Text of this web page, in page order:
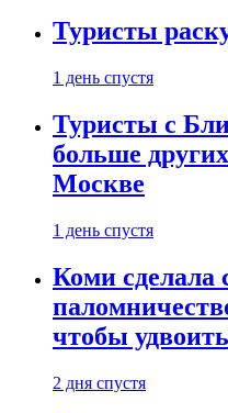
Туристы
1 день спустя
Туристы с
больше
Москве
1 день спустя
Коми сделала
чтобы
2 дня спустя